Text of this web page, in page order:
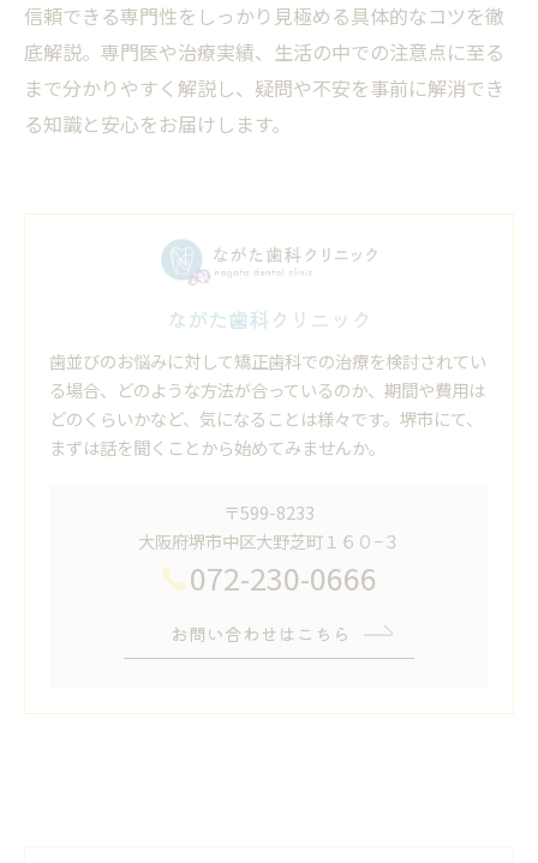
信頼できる専門性をしっかり見極める具体的なコツを徹
底解説。専門医や治療実績、生活の中での注意点に至る
まで分かりやすく解説し、疑問や不安を事前に解消でき
る知識と安心をお届けします。
ながた歯科クリニック
歯並びのお悩みに対して矯正歯科での治療を検討されてい
る場合、どのような方法が合っているのか、期間や費用は
どのくらいかなど、気になることは様々です。堺市にて、
まずは話を聞くことから始めてみませんか。
〒599-8233
大阪府堺市中区大野芝町１６０−３
072-230-0666
お問い合わせはこちら